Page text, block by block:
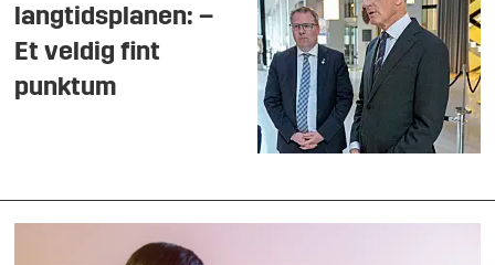
langtidsplanen: –
Et veldig fint
punktum